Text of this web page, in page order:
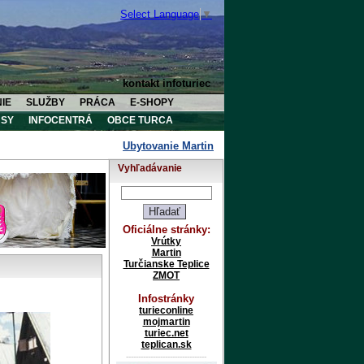
Select Language ▼
kontakt infoturiec
SLUŽBY PRÁCA
E-SHOPY
INFOCENTRÁ OBCE TURCA
Ubytovanie Martin
Vyhľadávanie
Oficiálne stránky:
Vrútky
Martin
Turčianske Teplice
ZMOT
Infostránky
turieconline
mojmartin
turiec.net
teplican.sk
---------------------------------